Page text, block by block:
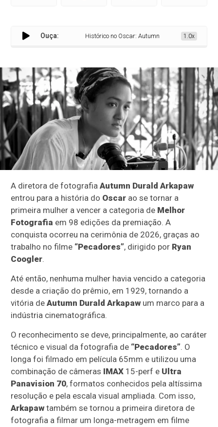
Ouça: Histórico no Oscar: Autumn Durald Arkapaw se
1.0x
A diretora de fotografiaAutumn Durald Arkapaw
entrou para a história do Oscar ao se tornar a
primeira mulher a vencer a categoria de Melhor
Fotografia em 98 edições da premiação. A
conquista ocorreu na cerimônia de 2026, graças ao
trabalho no filme “Pecadores”, dirigido por Ryan
Coogler.
Até então, nenhuma mulher havia vencido a categoria
desde a criação do prêmio, em 1929, tornando a
vitória deAutumn Durald Arkapawum marco para a
indústria cinematográfica.
O reconhecimento se deve, principalmente, ao caráter
técnico e visual da fotografia de “Pecadores”. O
longa foi filmado em película 65mm e utilizou uma
combinação de câmeras IMAX 15-perf e Ultra
Panavision 70, formatos conhecidos pela altíssima
resolução e pela escala visual ampliada. Com isso,
Arkapawtambém se tornou a primeira diretora de
fotografia a filmar um longa-metragem em filme